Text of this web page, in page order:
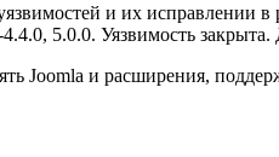
и их исправлении в
5.0.0. Уязвимость
Joomla и расширения,